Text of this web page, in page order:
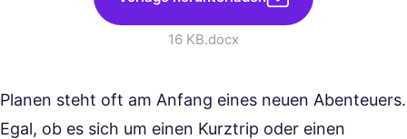
16 KB.docx
Planen steht oft am Anfang eines neuen Abenteuers.
Egal, ob es sich um einen Kurztrip oder einen